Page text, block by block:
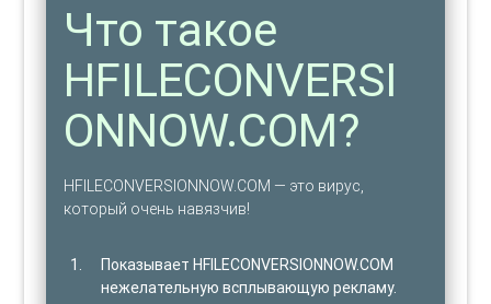
Что такое
HFILECONVERSI
ONNOW.COM?
HFILECONVERSIONNOW.COM — это вирус,
который очень навязчив!
Показывает HFILECONVERSIONNOW.COM
нежелательную всплывающую рекламу.